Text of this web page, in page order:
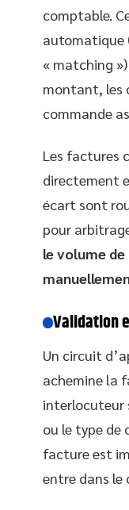
comptable.
automatique
« matching
montant, les
commande
Les factures
directement
écart sont
pour
le volume
Validation
Un circuit
achemine la
interlocuteur
ou le type de
facture est
entre dans le